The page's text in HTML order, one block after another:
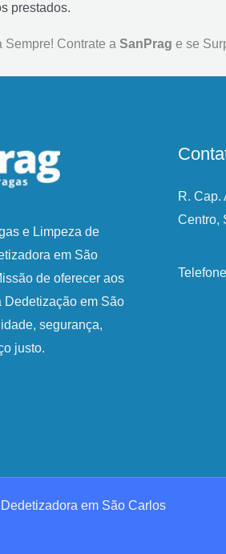
prestados.
Sempre! Contrate a SanPrag e se
e Limpeza de
em São
de oferecer aos
Dedetização em São
segurança,
justo.
R. Cap.
Centro,
em São Carlos